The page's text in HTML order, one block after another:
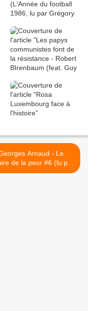
Arnaud - Le
de la peur #6 (lu par
Grégory Protche) >